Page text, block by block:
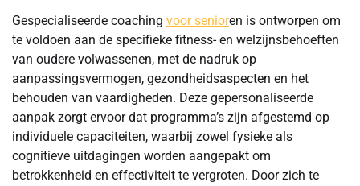
Gespecialiseerde coaching voor senioren is ontworpen om
te voldoen aan de specifieke fitness- en welzijnsbehoeften
van oudere volwassenen, met de nadruk op
aanpassingsvermogen, gezondheidsaspecten en het
behouden van vaardigheden. Deze gepersonaliseerde
aanpak zorgt ervoor dat programma’s zijn afgestemd op
individuele capaciteiten, waarbij zowel fysieke als
cognitieve uitdagingen worden aangepakt om
betrokkenheid en effectiviteit te vergroten. Door zich te